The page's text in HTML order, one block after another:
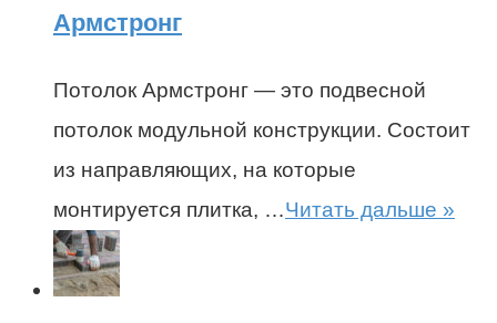
Армстронг
Потолок Армстронг — это подвесной
потолок модульной конструкции. Состоит
из направляющих, на которые
монтируется плитка, …Читать дальше »